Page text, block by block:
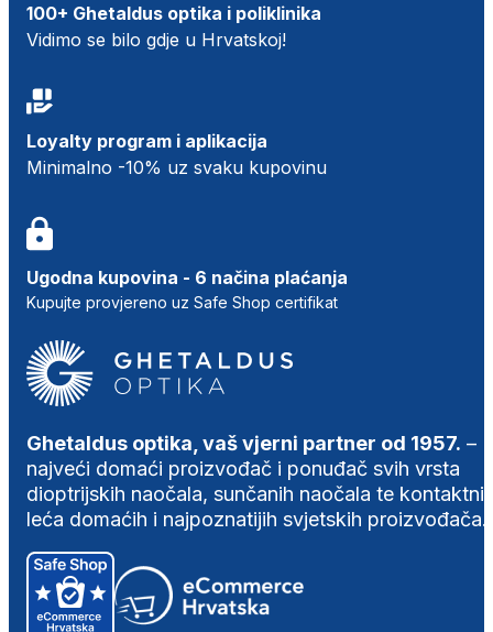
100+ Ghetaldus optika i poliklinika
Vidimo se bilo gdje u Hrvatskoj!
Loyalty program i aplikacija
Minimalno -10% uz svaku kupovinu
Ugodna kupovina - 6 načina plaćanja
Kupujte provjereno uz Safe Shop certifikat
Ghetaldus optika, vaš vjerni partner od 1957. –
najveći domaći proizvođač i ponuđač svih vrsta
dioptrijskih naočala, sunčanih naočala te
leća domaćih i najpoznatijih svjetskih proizvođača.